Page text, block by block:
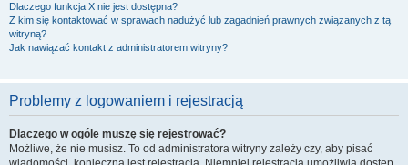
Dlaczego funkcja X nie jest dostępna?
Z kim się kontaktować w sprawach nadużyć lub zagadnień prawnych związanych z tą
witryną?
Jak nawiązać kontakt z administratorem witryny?
Problemy z logowaniem i rejestracją
Dlaczego w ogóle muszę się rejestrować?
Możliwe, że nie musisz. To od administratora witryny zależy czy, aby pisać